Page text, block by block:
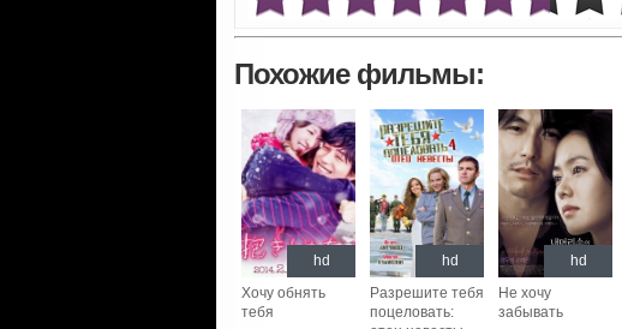
Похожие фильмы:
Хочу обнять
тебя
hd
Разрешите тебя
поцеловать:
hd
Не хочу
забывать
hd